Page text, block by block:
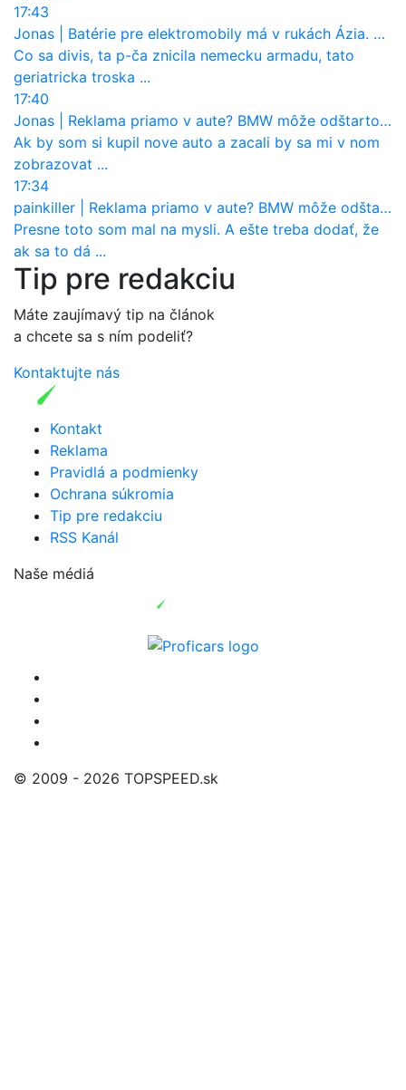
17:43
Jonas
Batérie pre elektromobily má v rukách Ázia. Európa ale stráca kontrolu aj nad vlastnou výrobou!
Co sa divis, ta p-ča znicila nemecku armadu, tato
geriatricka troska ...
17:40
Jonas
Reklama priamo v aute? BMW môže odštartovať nový trend
Ak by som si kupil nove auto a zacali by sa mi v nom
zobrazovat ...
17:34
painkiller
Reklama priamo v aute? BMW môže odštartovať nový trend
Presne toto som mal na mysli. A ešte treba dodať, že
ak sa to dá ...
Tip pre redakciu
Máte zaujímavý tip na článok
a chcete sa s ním podeliť?
Kontaktujte nás
Kontakt
Reklama
Pravidlá a podmienky
Ochrana súkromia
Tip pre redakciu
RSS Kanál
Naše médiá
© 2009 - 2026 TOPSPEED.sk